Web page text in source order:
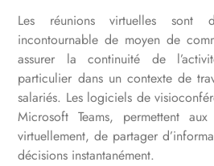
Les réunions virtuelles sont
incontournable de moyen de
assurer la continuité de
particulier dans un contexte de
salariés. Les logiciels de
Microsoft Teams, permettent
virtuellement, de partager
décisions instantanément.